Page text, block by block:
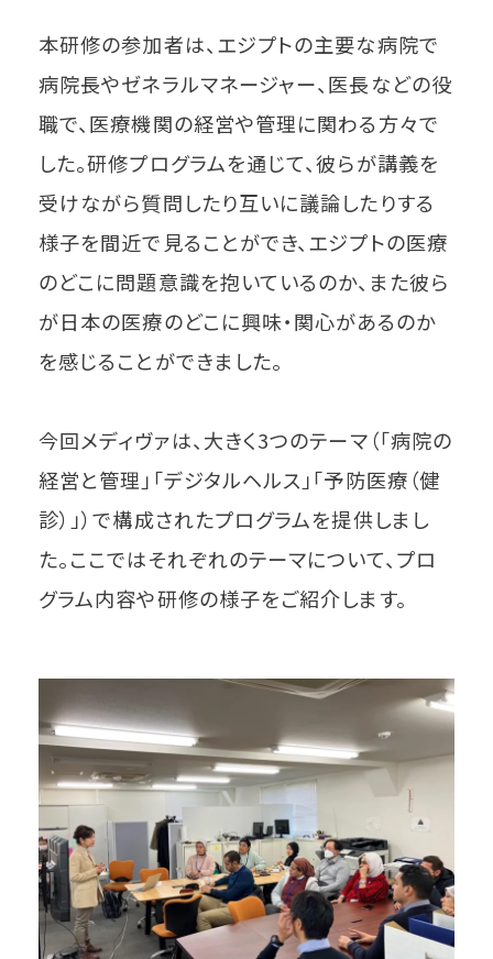
本研修の参加者は、エジプトの主要な病院で
病院長やゼネラルマネージャー、医長などの役
職で、医療機関の経営や管理に関わる方々で
した。研修プログラムを通じて、彼らが講義を
受けながら質問したり互いに議論したりする
様子を間近で見ることができ、エジプトの医療
のどこに問題意識を抱いているのか、また彼ら
が日本の医療のどこに興味・関心があるのか
を感じることができました。
今回メディヴァは、大きく3つのテーマ（「病院の
経営と管理」「デジタルヘルス」「予防医療（健
診）」）で構成されたプログラムを提供しまし
た。ここではそれぞれのテーマについて、プロ
グラム内容や研修の様子をご紹介します。